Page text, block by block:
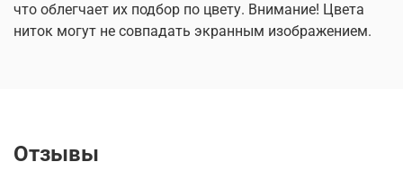
что облегчает их подбор по цвету. Внимание! Цвета
ниток могут не совпадать экранным изображением.
Отзывы